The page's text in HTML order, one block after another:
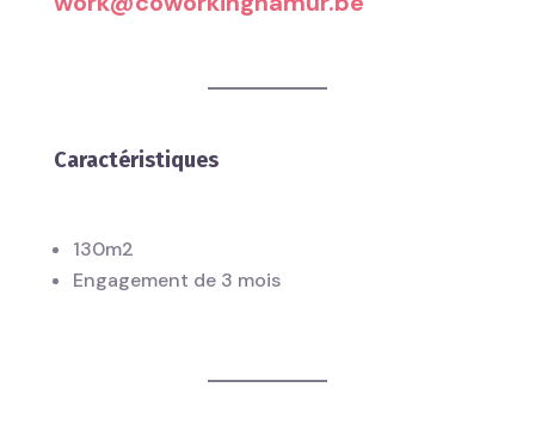
Caractéristiques
130m2
Engagement de 3 mois